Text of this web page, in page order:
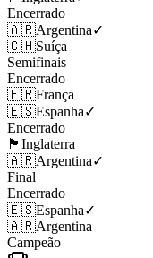
Encerrado
🇦🇷Argentina✓
🇨🇭Suíça
Semifinais
Encerrado
🇫🇷França
🇪🇸Espanha✓
Encerrado
🏴󠁧󠁢󠁥󠁮󠁧󠁿 Inglaterra
🇦🇷Argentina✓
Final
Encerrado
🇪🇸Espanha✓
🇦🇷Argentina
Campeão